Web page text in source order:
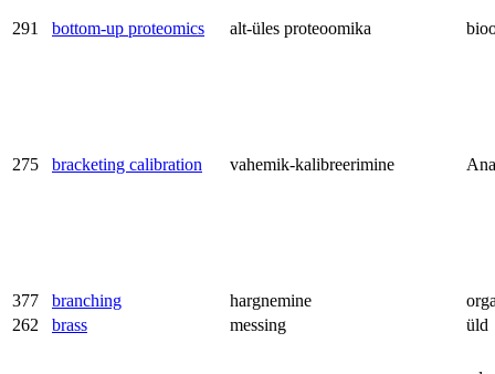
291 bottom-up proteomics alt-üles proteoomika
275 bracketing calibration vahemik-kalibreerimine
377 branching hargnemine
262
brass messing üld